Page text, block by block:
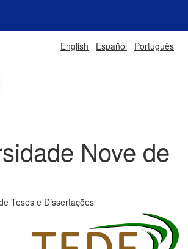
English Español Português
Nove de
Teses e Dissertações